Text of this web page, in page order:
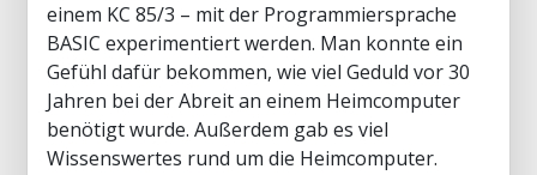
einem KC 85/3 – mit der Programmiersprache
BASIC experimentiert werden. Man konnte ein
Gefühl dafür bekommen, wie viel Geduld vor 30
Jahren bei der Abreit an einem Heimcomputer
benötigt wurde. Außerdem gab es viel
Wissenswertes rund um die Heimcomputer.